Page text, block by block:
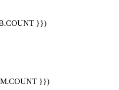
}})
}})